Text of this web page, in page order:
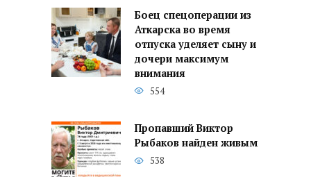
Боец спецоперации из
Аткарска во время
отпуска уделяет сыну и
дочери максимум
внимания
554
Пропавший Виктор
Рыбаков найден живым
538